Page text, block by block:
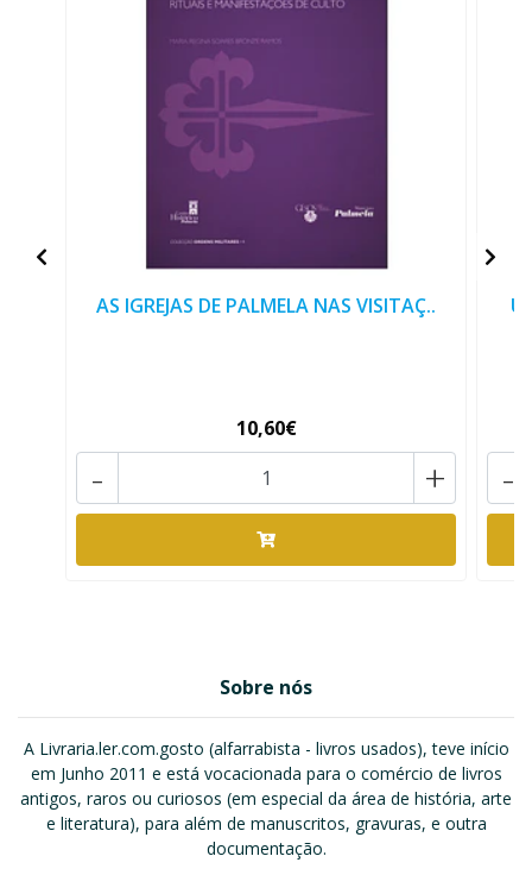
AS IGREJAS DE PALMELA NAS VISITAÇ..
10,60€
+
- -
Sobre nós
A Livraria.ler.com.gosto (alfarrabista - livros usados), teve início
em Junho 2011 e está vocacionada para o comércio de livros
antigos, raros ou curiosos (em especial da área de história, arte
e literatura), para além de manuscritos, gravuras, e outra
documentação.